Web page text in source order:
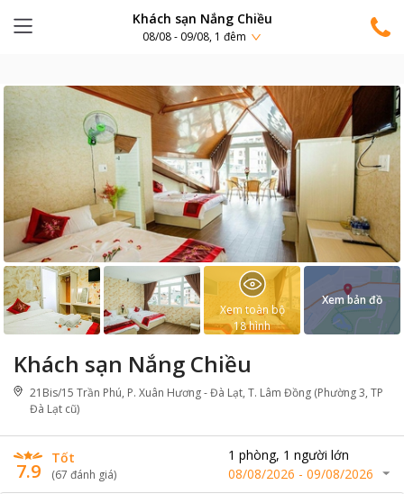
Khách sạn Nắng Chiều
08/08 - 09/08, 1 đêm
Khách sạn Nắng Chiều
21Bis/15 Trần Phú, P. Xuân Hương - Đà Lạt, T. Lâm Đồng (Phường 3, TP
Đà Lạt cũ)
7.9
Tốt
(67 đánh giá)
1 phòng, 1 người lớn
08/08/2026 - 09/08/2026
Xem toàn bộ
18hình
Xem bản đồ